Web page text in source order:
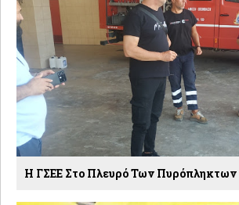
H ΓΣΕΕ Στο Πλευρό Των Πυρόπληκτων